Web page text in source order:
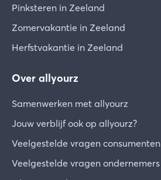
Pinksteren in Zeeland
Zomervakantie in Zeeland
Herfstvakantie in Zeeland
Over allyourz
Samenwerken met allyourz
Jouw verblijf ook op allyourz?
Veelgestelde vragen consumenten
Veelgestelde vragen ondernemers